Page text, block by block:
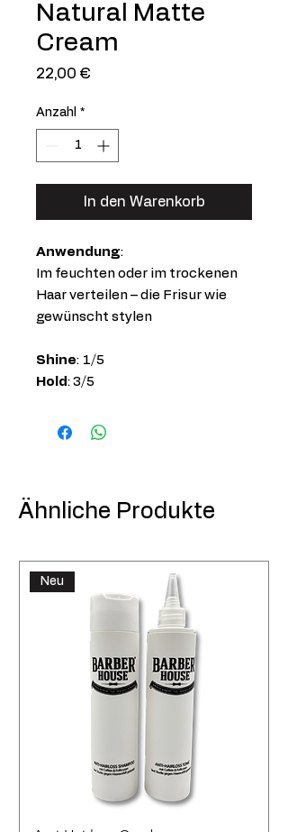
Natural Matte
Cream
22,00 €
Anzahl *
In den Warenkorb
Anwendung:
Im feuchten oder im trockenen
Haar verteilen – die Frisur wie
gewünscht stylen
Shine: 1/5
Hold : 3/5
Ähnliche Produkte
Neu